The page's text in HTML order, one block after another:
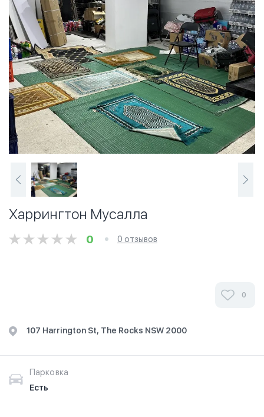
Харрингтон Мусалла
0 0 отзывов
Ознакомьтесь с отзывами посетителей Харрингтон
здесь.
0
107 Harrington St, The Rocks NSW 2000
Парковка
Есть